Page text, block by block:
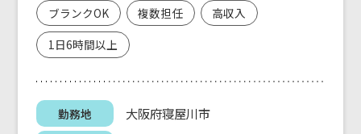
ブランクOK
複数担任
高収入
1日6時間以上
勤務地 大阪府寝屋川市